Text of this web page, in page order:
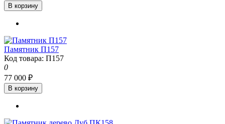
В корзину
Памятник П157
Код товара: П157
0
77 000 ₽
В корзину